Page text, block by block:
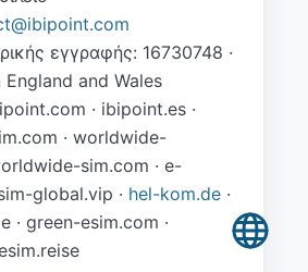
εγγραφής: 16730748 ·
and Wales
· ibipoint.es ·
· worldwide-
sim.com · e-
global.vip · hel-kom.de ·
· green-esim.com ·